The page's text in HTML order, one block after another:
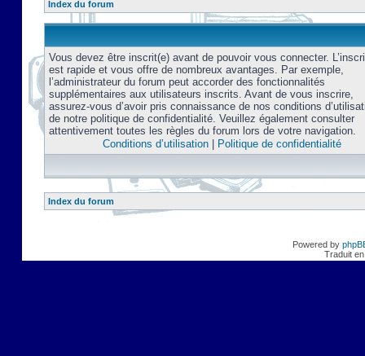
Index du forum
Vous devez être inscrit(e) avant de pouvoir vous connecter.
est rapide et vous offre de nombreux avantages. Par exemple,
l’administrateur du forum peut accorder des fonctionnalités
supplémentaires aux utilisateurs inscrits. Avant de vous inscrire,
assurez-vous d’avoir pris connaissance de nos conditions
de notre politique de confidentialité. Veuillez également consulter
attentivement toutes les règles du forum lors de votre navigation.
Conditions d’utilisation| Politique de confidentialité
Index du forum
Powered by
Traduit